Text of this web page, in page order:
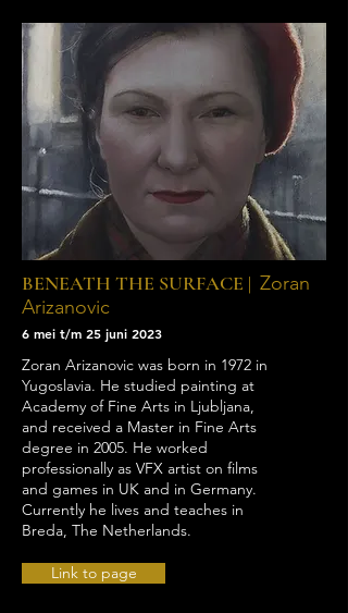
BENEATH THE SURFACE | Zoran
Arizanovic
6 mei t/m 25 juni 2023
Zoran Arizanovic was born in 1972 in
Yugoslavia. He studied painting at
Academy of Fine Arts in Ljubljana,
and received a Master in Fine Arts
degree in 2005. He worked
professionally as VFX artist on films
and games in UK and in Germany.
Currently he lives and teaches in
Breda, The Netherlands.
Link to page